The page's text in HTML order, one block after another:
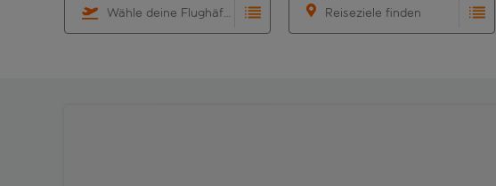
Wähle deine Flughäfen Reiseziele finden